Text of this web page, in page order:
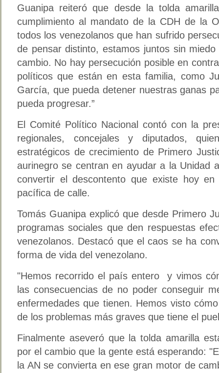
Guanipa reiteró que desde la tolda
cumplimiento al mandato de la CDH de la
todos los venezolanos que han sufrido
de pensar distinto, estamos juntos sin
cambio. No hay persecución posible en
políticos que están en esta familia, como
García, que pueda detener nuestras ganas
pueda progresar.”
El Comité Político Nacional contó con la
regionales, concejales y diputados,
estratégicos de crecimiento de Primero
aurinegro se centran en ayudar a la Unidad
convertir el descontento que existe hoy
pacífica de calle.
Tomás Guanipa explicó que desde Primero
programas sociales que den respuestas
venezolanos. Destacó que el caos se ha
forma de vida del venezolano.
"Hemos recorrido el país entero y vimos
las consecuencias de no poder conseguir
enfermedades que tienen. Hemos visto
de los problemas más graves que tiene el
Finalmente aseveró que la tolda amarilla
por el cambio que la gente está esperando:
la AN se convierta en ese gran motor de